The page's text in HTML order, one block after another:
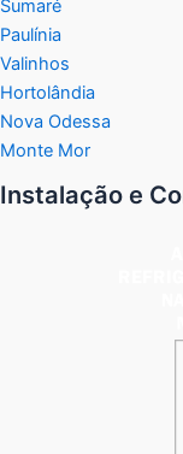
Sumaré
Paulínia
Valinhos
Hortolândia
Nova Odessa
Monte Mor
Instalação e